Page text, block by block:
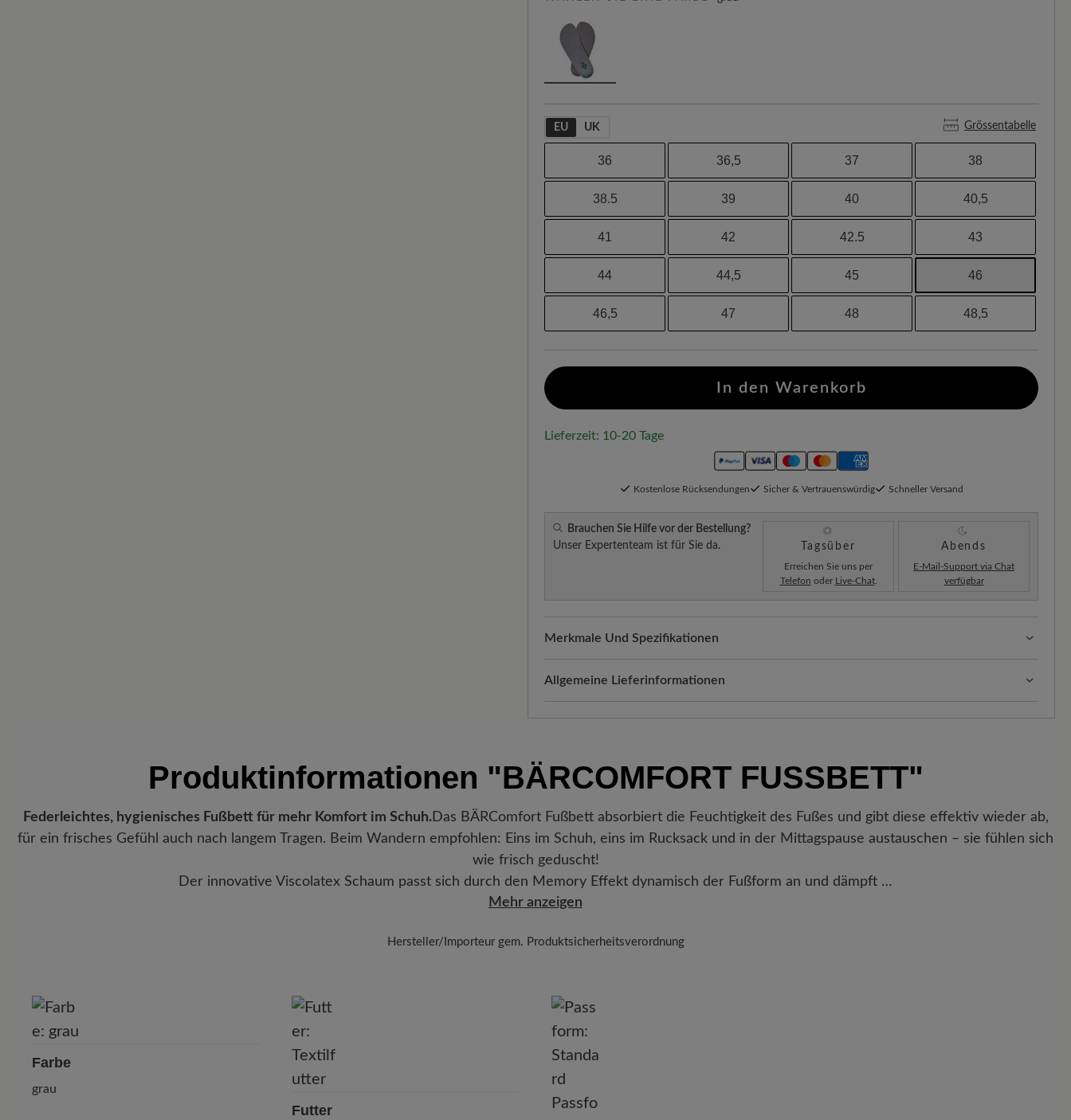
EU UK Grössentabelle
36 36,5 37 38
38.5 39 40 40,5
41 42 42.5 43
44 44,5 45 46
46,5 47 48 48,5
In den Warenkorb
Lieferzeit: 10-20 Tage
Kostenlose Rücksendungen Sicher & Vertrauenswürdig Schneller Versand
Brauchen Sie Hilfe vor der Bestellung?
Unser Expertenteam ist für Sie da.
Tagsüber
Erreichen Sie uns per
Telefon oder Live-Chat.
Abends
E-Mail-Support via Chat
verfügbar
Merkmale Und Spezifikationen
Passform:Standard Passform
Allgemeine Lieferinformationen
verlassen hat, erhalten Sie eine Versandbestätigung. Mit der beigefügten
Sendungsnummer können Sie genau nachverfolgen, wo sich Ihr neues BÄR
Produktinformationen "BÄRCOMFORT FUSSBETT"
Federleichtes, hygienisches Fußbett für mehr Komfort im Schuh.Das BÄRComfort Fußbett absorbiert die Feuchtigkeit des Fußes und gibt diese effektiv wieder ab,
für ein frisches Gefühl auch nach langem Tragen. Beim Wandern empfohlen: Eins im Schuh, eins im Rucksack und in der Mittagspause austauschen – sie fühlen sich
wie frisch geduscht!
Der innovative Viscolatex Schaum passt sich durch den Memory Effekt dynamisch der Fußform an und dämpft …
Mehr anzeigen
Hersteller/Importeur gem. Produktsicherheitsverordnung
Sulina 22, 300516 Timisoara, Rumänien
info@arneplant.com
Farbe
grau
Futter